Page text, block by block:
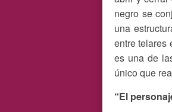
negro se
una
entre telares
es una de
único que
“El